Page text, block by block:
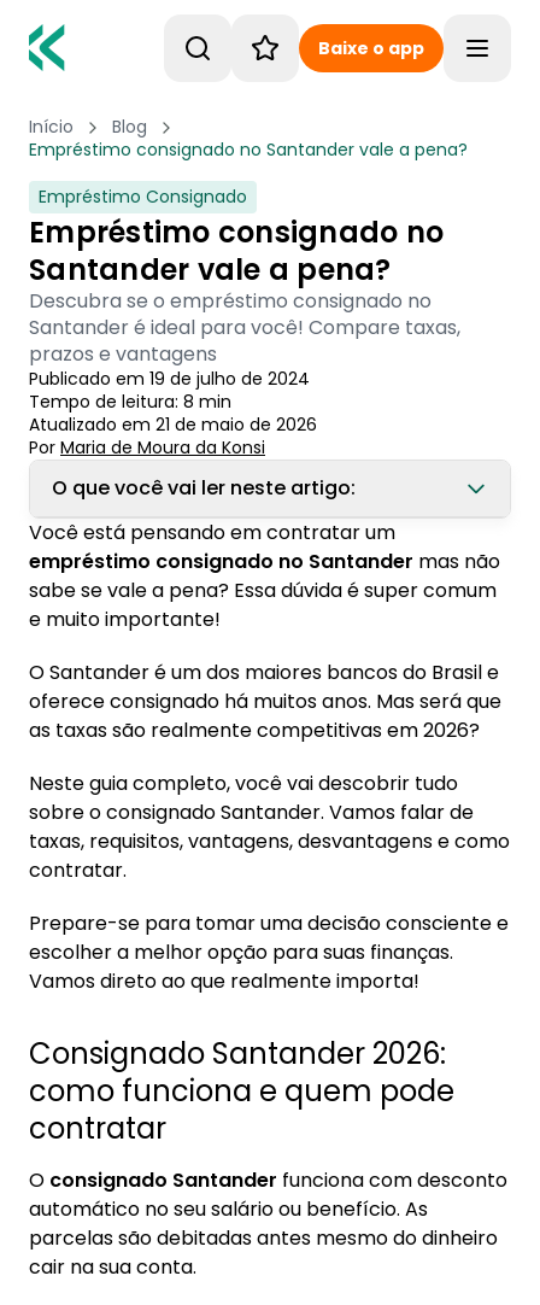
Baixe o app
Início
Blog
Empréstimo consignado no Santander vale a pena?
Empréstimo Consignado
Empréstimo consignado no
Santander vale a pena?
Descubra se o empréstimo consignado no
Santander é ideal para você! Compare taxas,
prazos e vantagens
Publicado em 19 de julho de 2024
Tempo de leitura: 8 min
Atualizado em 21 de maio de 2026
Por Maria de Moura da Konsi
O que você vai ler neste artigo:
1. Consignado Santander 2026: como funciona
e quem pode contratar
2. O que é empréstimo consignado?
3. Quem pode solicitar consignado no
Santander?
Santander em 2026
5. Quais as condições de empréstimo no
Santander?
Santander vale a pena?
7. As taxas do meu empréstimo no Santander
8. Como solicitar empréstimo consignado no
Santander?
9. Conheça a Konsi — Consignado do seu jeito
Você está pensando em contratar um
empréstimo consignado no Santander mas não
sabe se vale a pena? Essa dúvida é super comum
e muito importante!
O Santander é um dos maiores bancos do Brasil e
oferece consignado há muitos anos. Mas será que
as taxas são realmente competitivas em 2026?
Neste guia completo, você vai descobrir tudo
sobre o consignado Santander. Vamos falar de
taxas, requisitos, vantagens, desvantagens e como
contratar.
Prepare-se para tomar uma decisão consciente e
escolher a melhor opção para suas finanças.
Vamos direto ao que realmente importa!
Consignado Santander 2026:
como funciona e quem pode
contratar
O consignado Santander funciona com desconto
automático no seu salário ou benefício. As
parcelas são debitadas antes mesmo do dinheiro
cair na sua conta.